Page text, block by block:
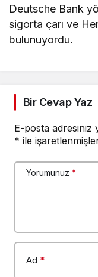
Deutsche Bank
sigorta çarı ve
bulunuyordu.
Bir Cevap Yaz
E-posta adresiniz
* ile
Yorumunuz *
Ad *